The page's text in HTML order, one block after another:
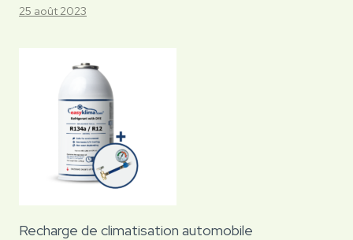
25 août 2023
Recharge de climatisation automobile